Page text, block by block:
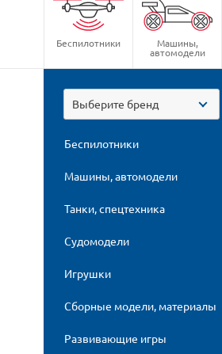
Беспилотники Машины,
автомодели
Выберите бренд
Беспилотники
Машины, автомодели
Танки, спецтехника
Судомодели
Игрушки
Сборные модели, материалы
Развивающие игры